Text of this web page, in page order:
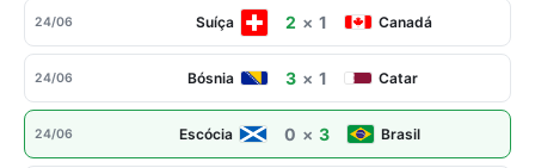
24/06 Suíça 2 × 1 Canadá
24/06 Bósnia 3 × 1 Catar
24/06 Escócia 0 × 3 Brasil